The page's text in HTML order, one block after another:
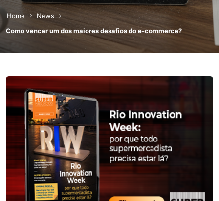
Home
News
Como vencer um dos maiores desafios do e-commerce?